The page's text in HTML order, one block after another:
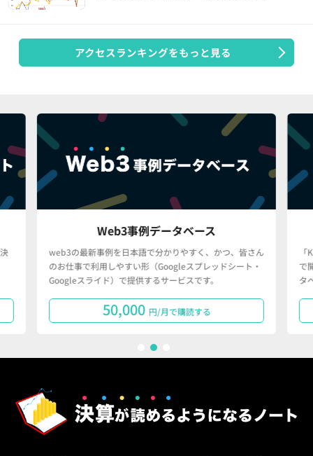
アクセスランキングをもっと見る
Web3事例データベース
web3の最新事例を日本語で分かりやすく、かつ、皆さん
のお仕事で利用しやすい形（Googleスプレッドシート・
Googleスライド）で提供するサービスです。
50,000 円/月で購読する
で
タ